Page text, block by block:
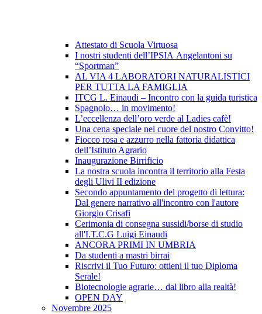
Attestato di Scuola Virtuosa
I nostri studenti dell’IPSIA Angelantoni su
“Sportman”
AL VIA 4 LABORATORI NATURALISTICI
PER TUTTA LA FAMIGLIA
ITCG L. Einaudi – Incontro con la guida turistica
Spagnolo… in movimento!
L’eccellenza dell’oro verde al Ladies cafè!
Una cena speciale nel cuore del nostro Convitto!
Fiocco rosa e azzurro nella fattoria didattica
dell’Istituto Agrario
Inaugurazione Birrificio
La nostra scuola incontra il territorio alla Festa
degli Ulivi II edizione
Secondo appuntamento del progetto di lettura:
Dal genere narrativo all'incontro con l'autore
Giorgio Crisafi
Cerimonia di consegna sussidi/borse di studio
all'I.T.C.G Luigi Einaudi
ANCORA PRIMI IN UMBRIA
Da studenti a mastri birrai
Riscrivi il Tuo Futuro: ottieni il tuo Diploma
Serale!
Biotecnologie agrarie… dal libro alla realtà!
OPEN DAY
Novembre 2025